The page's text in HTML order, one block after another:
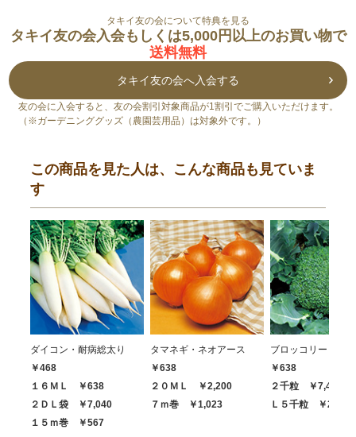
タキイ友の会について特典を見る
タキイ友の会入会もしくは5,000円以上のお買い物で
送料無料
タキイ友の会へ入会する
友の会に入会すると、友の会割引対象商品が1割引でご購入いただけます。
（※ガーデニンググッズ（農園芸用品）は対象外です。）
この商品を見た人は、こんな商品も見ていま
す
ダイコン・耐病総太り
￥468
１６ＭＬ ￥638
２ＤＬ袋 ￥7,040
１５ｍ巻 ￥567
タマネギ・ネオアース
￥638
２０ＭＬ ￥2,200
７ｍ巻 ￥1,023
ブロッコリー・ハ
￥638
２千粒 ￥7,480
Ｌ５千粒 ￥